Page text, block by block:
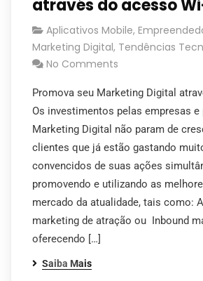
através do acesso
Aplicativos Mobile,
Marketing Digital, Tendências
No Comments
Promova seu Marketing Digital
Os investimentos pelas empresas
Marketing Digital não param de
clientes que já estão gastando
convencidos de suas ações
promovendo e utilizando as
mercado da atualidade, tais como:
marketing de atração ou Inbound
oferecendo […]
Saiba Mais